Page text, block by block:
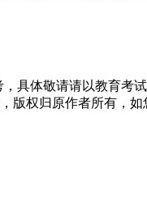
具体敬请请以教育考
权归原作者所有，